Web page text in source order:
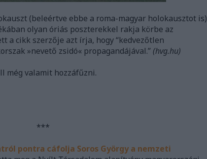
(beleértve ebbe a roma-magyar holokausztot is)
olyan óriás poszterekkel rakja körbe az
a cikk szerzője azt írja, hogy “kedvezőtlen
»nevető zsidó« propagandájával.” (hvg.hu)
még valamit hozzáfűzni.
***
pontra cáfolja Soros György a nemzeti